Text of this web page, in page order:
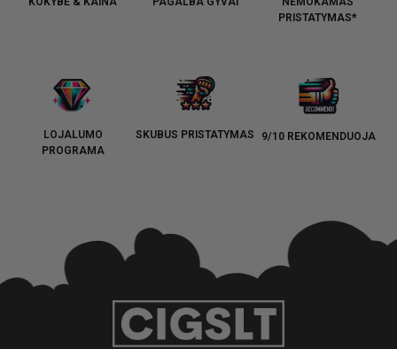
PRISTATYMAS*
LOJALUMO
PROGRAMA
SKUBUS PRISTATYMAS 9/10 REKOMENDUOJA